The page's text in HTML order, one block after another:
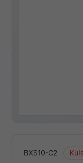
BXS10-C2